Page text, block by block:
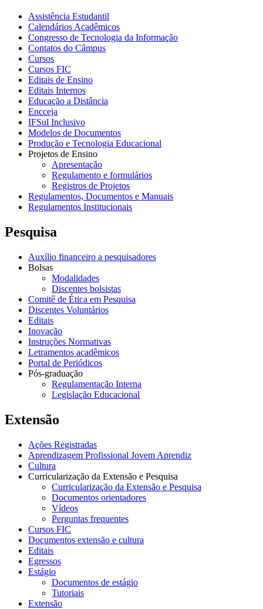
Assistência Estudantil
Calendários Acadêmicos
Congresso de Tecnologia da Informação
Contatos do Câmpus
Cursos
Cursos FIC
Editais de Ensino
Editais Internos
Educação a Distância
Encceja
IFSul Inclusivo
Modelos de Documentos
Produção e Tecnologia Educacional
Projetos de Ensino
Apresentação
Regulamento e formulários
Registros de Projetos
Regulamentos, Documentos e Manuais
Regulamentos Institucionais
Pesquisa
Auxílio financeiro a pesquisadores
Bolsas
Modalidades
Discentes bolsistas
Comitê de Ética em Pesquisa
Discentes Voluntários
Editais
Inovação
Instruções Normativas
Letramentos acadêmicos
Portal de Periódicos
Pós-graduação
Regulamentação Interna
Legislação Educacional
Extensão
Ações Registradas
Aprendizagem Profissional Jovem Aprendiz
Cultura
Curricularização da Extensão e Pesquisa
Curricularização da Extensão e Pesquisa
Documentos orientadores
Vídeos
Perguntas frequentes
Cursos FIC
Documentos extensão e cultura
Editais
Egressos
Estágio
Documentos de estágio
Tutoriais
Extensão